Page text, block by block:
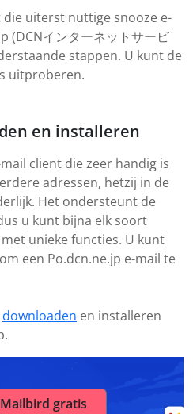
uiterst nuttige snooze e-
(DCNインターネットサービ
stappen. U kunt de
uitproberen.
en installeren
client die zeer handig is
adressen, hetzij in de
Het ondersteunt de
u kunt bijna elk soort
unieke functies. U kunt
een Po.dcn.ne.jp e-mail te
downloaden en installeren
gratis